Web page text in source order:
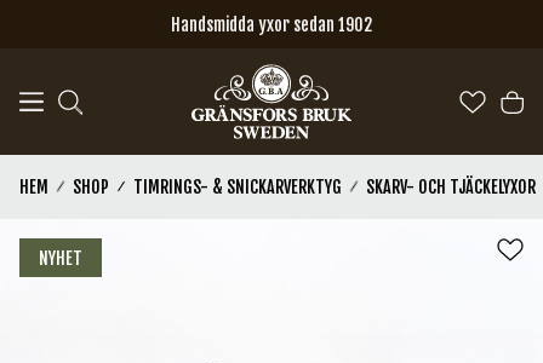
Handsmidda yxor sedan 1902
HEM SHOP TIMRINGS- & SNICKARVERKTYG SKARV- OCH TJÄCKELYXOR
NYHET